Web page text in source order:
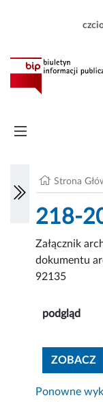
Strona
218-
Załącznik
dokumentu
92135
podgląd
ZOBACZ
Ponowne